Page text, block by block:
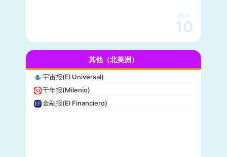
布赖特巴特新闻网(Breitbart News)
美联社(AP)
洛杉矶时报(Los Angeles Times)
Insider
网站
10
其他（北美洲）
宇宙报(El Universal)
千年报(Milenio)
金融报(El Financiero)